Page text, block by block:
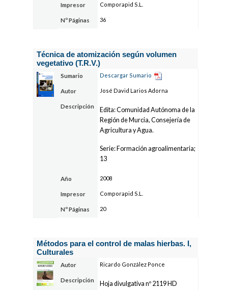
Impresor Comporapid S.L.
Nº Páginas 36
Técnica de atomización según volumen
vegetativo (T.R.V.)
Sumario Descargar Sumario
Autor José David Larios Adorna
Descripción
Edita: Comunidad Autónoma de la
Región de Murcia, Consejería de
Agricultura y Agua.
Serie: Formación agroalimentaria;
13
Año 2008
Impresor Comporapid S.L.
Nº Páginas 20
Métodos para el control de malas hierbas. I,
Culturales
Autor Ricardo González Ponce
Descripción
Hoja divulgativa nº 2119 HD